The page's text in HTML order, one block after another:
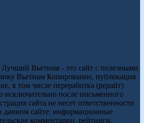
Вьетнам - это сайт с полезными
Вьетнам Копирование, публикация
в том числе переработка (рерайт)
исключительно после письменного
сайта не несет ответственности
данном сайте: информационные
комментарии, рейтинги,